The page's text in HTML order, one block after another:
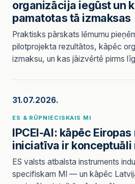
organizācija iegūst un
pamatotas tā izmaksas
Praktisks pārskats lēmumu
pilotprojekta rezultātos, kāpēc
izmaksu, un kas jāizvērtē pirms
31.07.2026.
ES & RŪPNIECISKAIS MI
IPCEI-AI: kāpēc
iniciatīva ir konceptuāli
ES valsts atbalsta instruments
specifiskam MI — un kāpēc